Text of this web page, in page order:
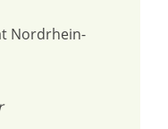
Nordrhein-